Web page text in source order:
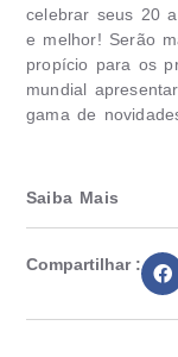
celebrar seus 20
e melhor! Serão
propício para os
mundial
gama de
Saiba Mais
Compartilhar :